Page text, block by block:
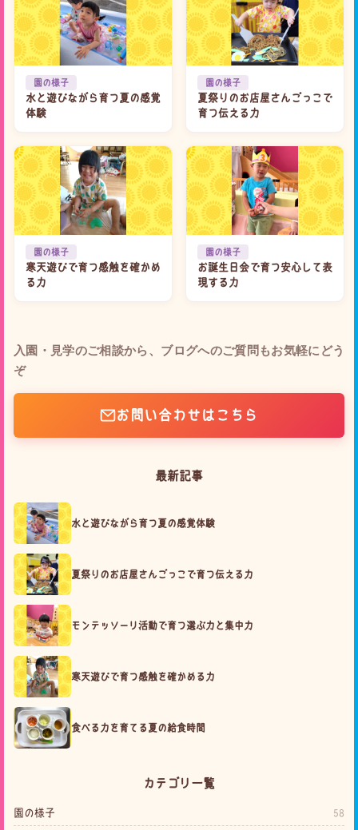
園の様子
水と遊びながら育つ夏の感覚
体験
園の様子
夏祭りのお店屋さんごっこで
育つ伝える力
園の様子
寒天遊びで育つ感触を確かめ
る力
園の様子
お誕生日会で育つ安心して表
現する力
入園・見学のご相談から、ブログへのご質問もお気軽にどう
ぞ
お問い合わせはこちら
最新記事
水と遊びながら育つ夏の感覚体験
夏祭りのお店屋さんごっこで育つ伝える力
モンテッソーリ活動で育つ選ぶ力と集中力
寒天遊びで育つ感触を確かめる力
食べる力を育てる夏の給食時間
カテゴリ一覧
園の様子 58